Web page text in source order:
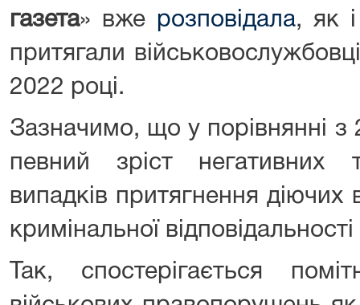
газета» вже розповідала, як
притягали
2022 році.
Зазначимо, що у порівнянні з
певний зріст негативних
випадків притягнення діючих
кримінальної
Так, спостерігається